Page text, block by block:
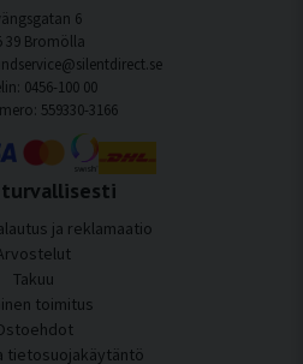
6
39 Bromölla
0456-100 00
559330-3166
ja reklamaatio
Takuu
toimitus
tietosuojakäytäntö